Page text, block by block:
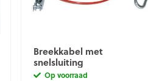
Breekkabel met
snelsluiting
Op voorraad